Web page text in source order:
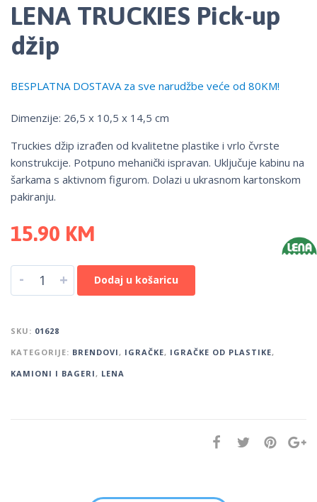
LENA TRUCKIES Pick-up
džip
BESPLATNA DOSTAVA za sve narudžbe veće od 80KM!
Dimenzije: 26,5 x 10,5 x 14,5 cm
Truckies džip izrađen od kvalitetne plastike i vrlo čvrste
konstrukcije. Potpuno mehanički ispravan. Uključuje kabinu na
šarkama s aktivnom figurom. Dolazi u ukrasnom kartonskom
pakiranju.
15.90 KM
- + Dodaj u košaricu
SKU: 01628
KATEGORIJE: BRENDOVI, IGRAČKE, IGRAČKE OD PLASTIKE,
KAMIONI I BAGERI, LENA